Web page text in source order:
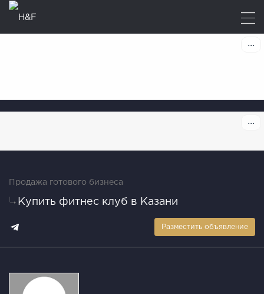
Продажа готового бизнеса
Купить фитнес клуб в Казани
Разместить объявление